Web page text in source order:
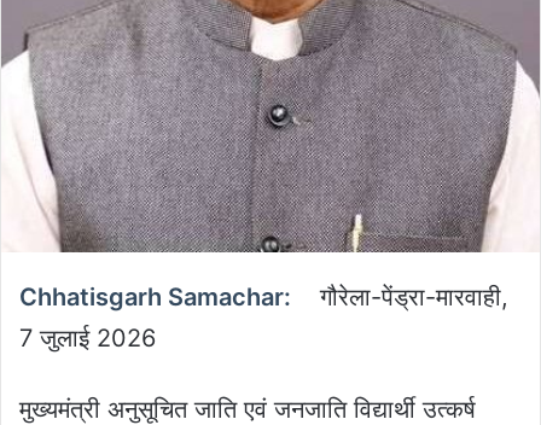
Chhatisgarh Samachar: गौरेला-पेंड्रा-मारवाही,
7 जुलाई 2026
मुख्यमंत्री अनुसूचित जाति एवं जनजाति विद्यार्थी उत्कर्ष